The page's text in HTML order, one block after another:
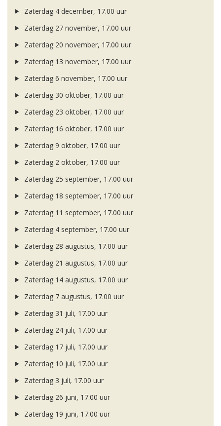
Zaterdag 4 december, 17.00 uur
Zaterdag 27 november, 17.00 uur
Zaterdag 20 november, 17.00 uur
Zaterdag 13 november, 17.00 uur
Zaterdag 6 november, 17.00 uur
Zaterdag 30 oktober, 17.00 uur
Zaterdag 23 oktober, 17.00 uur
Zaterdag 16 oktober, 17.00 uur
Zaterdag 9 oktober, 17.00 uur
Zaterdag 2 oktober, 17.00 uur
Zaterdag 25 september, 17.00 uur
Zaterdag 18 september, 17.00 uur
Zaterdag 11 september, 17.00 uur
Zaterdag 4 september, 17.00 uur
Zaterdag 28 augustus, 17.00 uur
Zaterdag 21 augustus, 17.00 uur
Zaterdag 14 augustus, 17.00 uur
Zaterdag 7 augustus, 17.00 uur
Zaterdag 31 juli, 17.00 uur
Zaterdag 24 juli, 17.00 uur
Zaterdag 17 juli, 17.00 uur
Zaterdag 10 juli, 17.00 uur
Zaterdag 3 juli, 17.00 uur
Zaterdag 26 juni, 17.00 uur
Zaterdag 19 juni, 17.00 uur